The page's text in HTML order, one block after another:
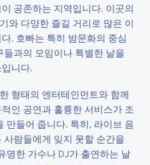
공존하는 지역입니다. 이곳의
와 다양한 즐길 거리로 많은 이
. 호빠는 특히 밤문화의 중심
과의 모임이나 특별한 날을
니다.
형태의 엔터테인먼트와 함께
인 공연과 훌륭한 서비스가 조
만들어 줍니다. 특히, 라이브 음
람들에게 잊지 못할 순간을
명한 가수나 DJ가 출연하는 날